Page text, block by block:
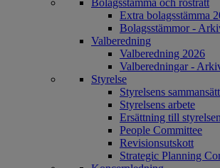
Bolagsstämma och rösträtt
Extra bolagsstämma
Bolagsstämmor -
Valberedning
Valberedning 2026
Valberedningar -
Styrelse
Styrelsens
Styrelsens arbete
Ersättning till styrelsen
People Committee
Revisionsutskott
Strategic Planning